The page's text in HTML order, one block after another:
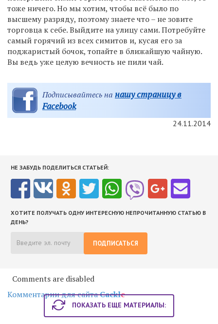
тоже ничего. Но мы хотим, чтобы всё было по
высшему разряду, поэтому знаете что – не зовите
торговца к себе. Выйдите на улицу сами. Потребуйте
самый горячий из всех симитов и, кусая его за
поджаристый бочок, топайте в ближайшую чайную.
Вы ведь уже целую вечность не пили чай.
Подписывайтесь на нашу страницу в
Facebook
24.11.2014
НЕ ЗАБУДЬ ПОДЕЛИТЬСЯ СТАТЬЕЙ:
ХОТИТЕ ПОЛУЧАТЬ ОДНУ ИНТЕРЕСНУЮ НЕПРОЧИТАННУЮ СТАТЬЮ В
ДЕНЬ?
ПОДПИСАТЬСЯ
Comments are disabled
Комментарии для сайтаCackle
ПОКАЗАТЬ ЕЩЕ МАТЕРИАЛЫ: